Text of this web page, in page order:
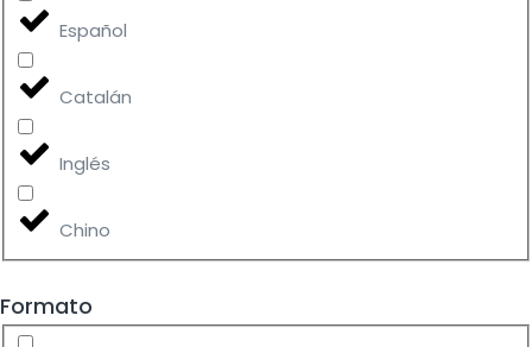
Español
Catalán
Inglés
Chino
Formato